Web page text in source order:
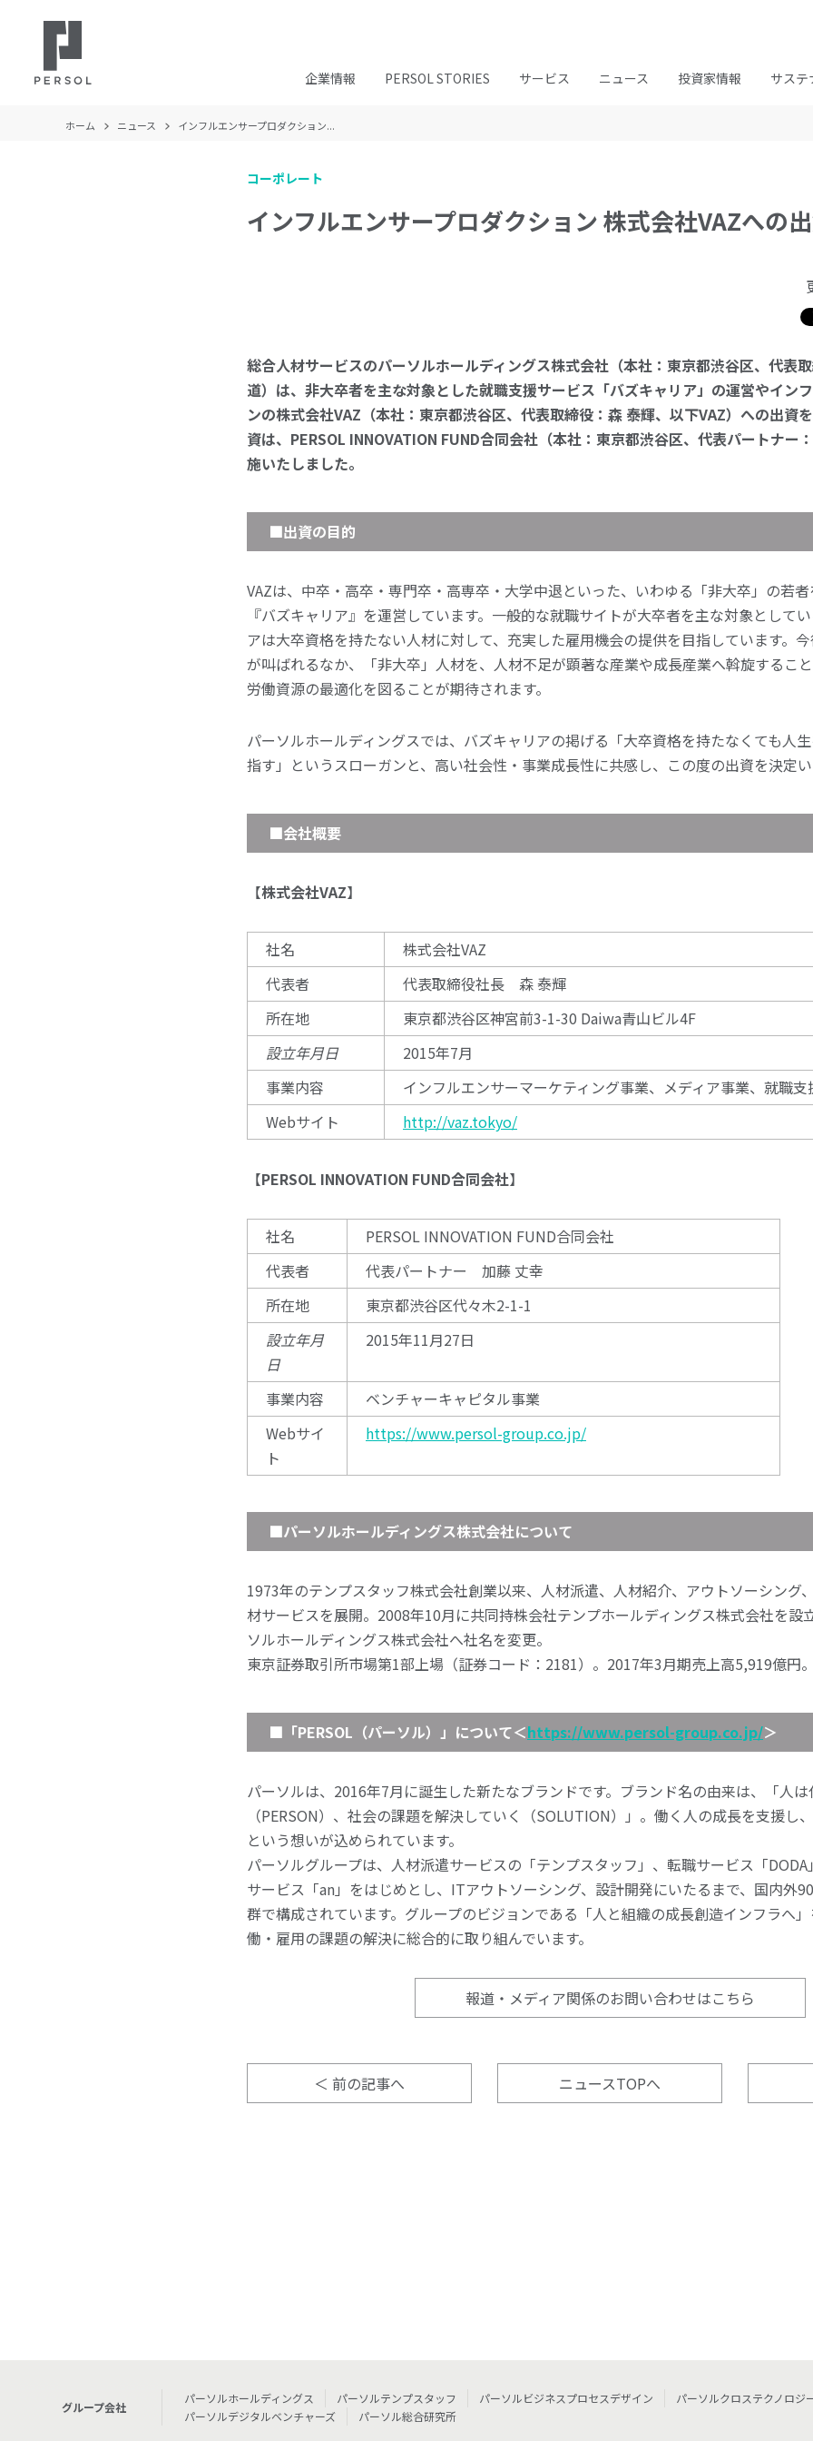
企業情報 PERSOL STORIES サービス ニュース 投資家情報 サステ
ホーム ニュース インフルエンサープロダクション...
コーポレート
インフルエンサープロダクション 株式会社VAZへの
総合人材サービスのパーソルホールディングス株式会社（本社：東京都渋谷区、代表
道）は、非大卒者を主な対象とした就職支援サービス「バズキャリア」の運営やイン
ンの株式会社VAZ（本社：東京都渋谷区、代表取締役：森 泰輝、以下VAZ）への出資
資は、PERSOL INNOVATION FUND合同会社（本社：東京都渋谷区、代表パートナー
施いたしました。
■出資の目的
VAZは、中卒・高卒・専門卒・高専卒・大学中退といった、いわゆる「非大卒」の若
『バズキャリア』を運営しています。一般的な就職サイトが大卒者を主な対象として
アは大卒資格を持たない人材に対して、充実した雇用機会の提供を目指しています。
が叫ばれるなか、「非大卒」人材を、人材不足が顕著な産業や成長産業へ斡旋するこ
労働資源の最適化を図ることが期待されます。
パーソルホールディングスでは、バズキャリアの掲げる「大卒資格を持たなくても人
指す」というスローガンと、高い社会性・事業成長性に共感し、この度の出資を決定い
■会社概要
【株式会社VAZ】
社名
株式会社VAZ
代表者
代表取締役社長 森 泰輝
所在地
東京都渋谷区神宮前3-1-30 Daiwa青山ビル4F
設立年月日
2015年7月
事業内容
インフルエンサーマーケティング事業、メディア事業、就職
Webサイト
http://vaz.tokyo/
【PERSOL INNOVATION FUND合同会社】
社名
PERSOL INNOVATION FUND合同会社
代表者
代表パートナー 加藤 丈幸
所在地
東京都渋谷区代々木2-1-1
設立年月
日
2015年11月27日
事業内容
ベンチャーキャピタル事業
Webサイ
ト
https://www.persol-group.co.jp/
■パーソルホールディングス株式会社について
1973年のテンプスタッフ株式会社創業以来、人材派遣、人材紹介、アウトソーシング
材サービスを展開。2008年10月に共同持株会社テンプホールディングス株式会社を設
ソルホールディングス株式会社へ社名を変更。
東京証券取引所市場第1部上場（証券コード：2181）。2017年3月期売上高5,919億円。
■「PERSOL（パーソル）」について＜https://www.persol-group.co.jp/＞
パーソルは、2016年7月に誕生した新たなブランドです。ブランド名の由来は、「人
（PERSON）、社会の課題を解決していく（SOLUTION）」。働く人の成長を支援し
という想いが込められています。
パーソルグループは、人材派遣サービスの「テンプスタッフ」、転職サービス「
サービス「an」をはじめとし、ITアウトソーシング、設計開発にいたるまで、国内外
群で構成されています。グループのビジョンである「人と組織の成長創造インフラへ
働・雇用の課題の解決に総合的に取り組んでいます。
報道・メディア関係のお問い合わせはこちら
前の記事へ ニュースTOPへ
グループ会社
パーソルホールディングス パーソルテンプスタッフ パーソルビジネスプロセスデザイン パーソルクロステクノロジ
パーソルデジタルベンチャーズ
パーソル総合研究所